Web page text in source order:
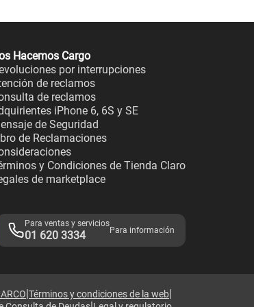
Hacemos Cargo
por interrupciones
de reclamos
de reclamos
iPhone 6, 6S y SE
de Seguridad
de Reclamaciones
y Condiciones de Tienda Claro
de marketplace
Para ventas y servicios
01 620 3334 Para información
|Términos y condiciones de la web|